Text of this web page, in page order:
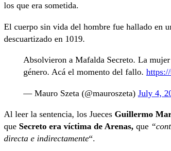
los que era sometida.
El cuerpo sin vida del hombre fue hallado en
descuartizado en 1019.
Absolvieron a Mafalda Secreto. La
género. Acá el momento del fallo.
— Mauro Szeta (@mauroszeta) July 4,
Al leer la sentencia, los Jueces Guillermo
que Secreto era víctima de Arenas, que
directa e indirectamente“.